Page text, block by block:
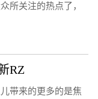
所关注的热点了，
RZ
带来的更多的是焦